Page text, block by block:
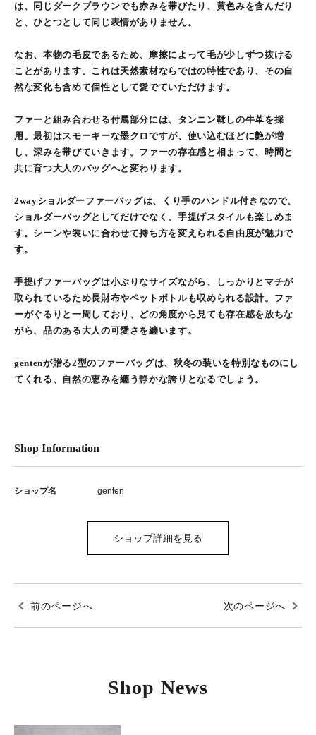
は、同じダークブラウンでも赤みを帯びたり、黄色みを含んだり
と、ひとつとして同じ表情がありません。
なお、本物の毛皮であるため、摩擦によって毛が少しずつ抜ける
ことがあります。これは天然素材ならではの特性であり、その自
然な変化も含めて個性として愛でていただけます。
ファーと組み合わせる付属部分には、タンニン鞣しの牛革を採
用。最初はスモーキーな墨クロですが、使い込むほどに艶が増
し、深みを帯びていきます。ファーの存在感と相まって、時間と
共に育つ大人のバッグへと変わります。
2wayショルダーファーバッグは、くり手のハンドル付きなので、
ショルダーバッグとしてだけでなく、手提げスタイルも楽しめま
す。シーンや装いに合わせて持ち方を変えられる自由度が魅力で
す。
手提げファーバッグは小ぶりなサイズながら、しっかりとマチが
取られているため長財布やペットボトルも収められる設計。ファ
ーがぐるりと一周しており、どの角度から見ても存在感を放ちな
がら、品のある大人の可愛さを纏います。
gentenが贈る2型のファーバッグは、秋冬の装いを特別なものにし
てくれる、自然の恵みを纏う静かな誇りとなるでしょう。
Shop Information
ショップ名 genten
ショップ詳細を見る
前のページへ 次のページへ
Shop News